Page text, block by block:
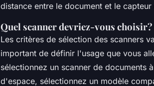
distance entre le document et le
Quel scanner devriez-vous choisir?
Les critères de sélection des scanners
important de définir l'usage que vous
sélectionnez un scanner de documents
d'espace, sélectionnez un modèle